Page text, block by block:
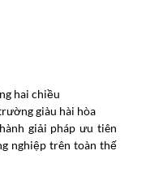
hai chiều
giàu hài hòa
giải pháp ưu tiên
nghiệp trên toàn thế